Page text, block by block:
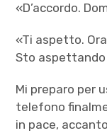
«D’accordo.
«Ti aspetto.
Sto
Mi preparo per
telefono
in pace,